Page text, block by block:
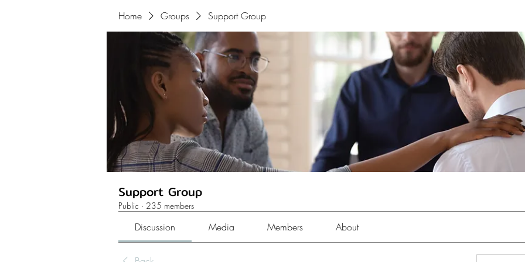
Home Groups Support Group
Support Group
Public · 235 members
Discussion Media Members About